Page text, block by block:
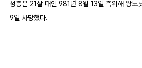
성종은 21살 때인 981년 8월 13일 즉위해 왕노
9일 사망했다.